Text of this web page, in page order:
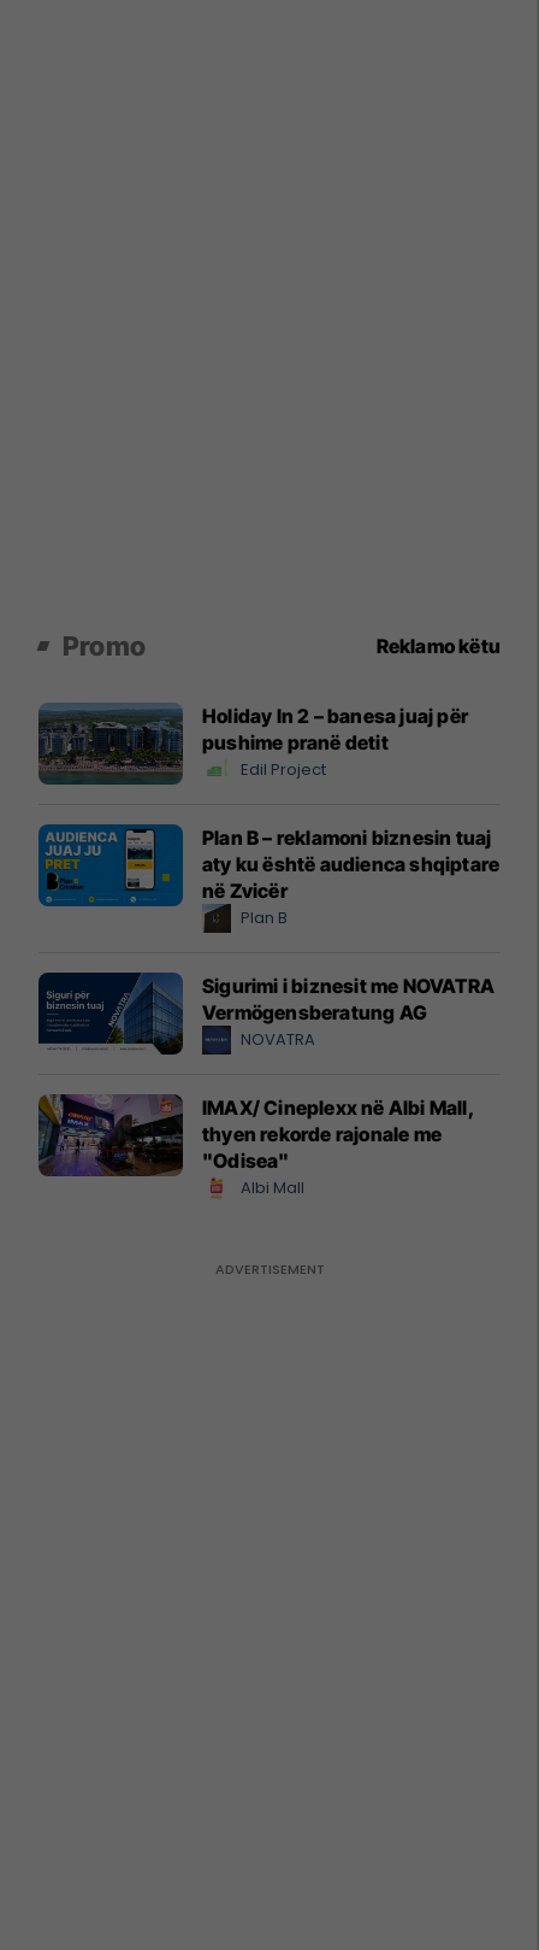
Promo Reklamo këtu
Holiday In 2 – banesa juaj për
pushime pranë detit
Edil Project
Plan B – reklamoni biznesin tuaj
aty ku është audienca shqiptare
në Zvicër
Plan B
Sigurimi i biznesit me NOVATRA
Vermögensberatung AG
NOVATRA
IMAX/ Cineplexx në Albi Mall,
thyen rekorde rajonale me
"Odisea"
Albi Mall